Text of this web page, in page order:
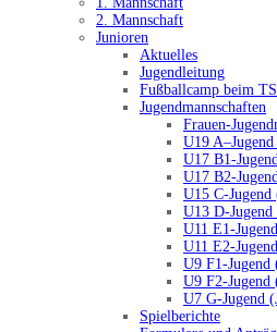
2. Mannschaft
Junioren
Aktuelles
Jugendleitung
Fußballcamp beim
Jugendmannschaften
Frauen-
U19
U17 B1-
U17 B2-
U15 C-Jugend
U13 D-Jugend
U11 E1-
U11 E2-
U9 F1-Jugend
U9 F2-Jugend
U7 G-Jugend
Spielberichte